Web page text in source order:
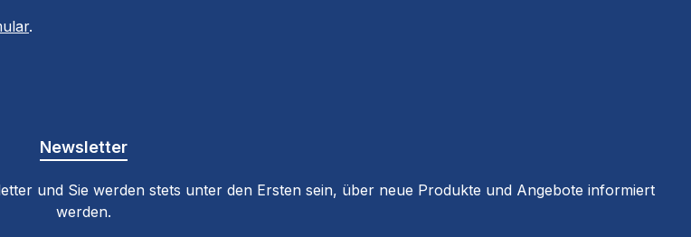
.
Newsletter
und Sie werden stets unter den Ersten sein, über neue Produkte und Angebote informiert
werden.